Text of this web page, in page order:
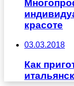
красоте
03.03.2018
Как